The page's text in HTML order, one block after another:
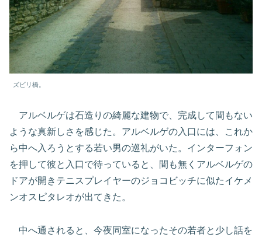
ズビリ橋。
アルベルゲは石造りの綺麗な建物で、完成して間もない
ような真新しさを感じた。アルベルゲの入口には、これか
ら中へ入ろうとする若い男の巡礼がいた。インターフォン
を押して彼と入口で待っていると、間も無くアルベルゲの
ドアが開きテニスプレイヤーのジョコビッチに似たイケメ
ンオスピタレオが出てきた。
中へ通されると、今夜同室になったその若者と少し話を